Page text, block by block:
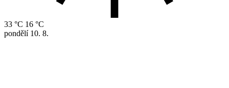
33 °C 16 °C
pondělí 10. 8.